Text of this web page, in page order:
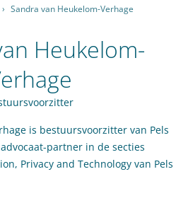
› Sandra van Heukelom-Verhage
Heukelom-
is bestuursvoorzitter van Pels
partner in de secties
Privacy and Technology van Pels